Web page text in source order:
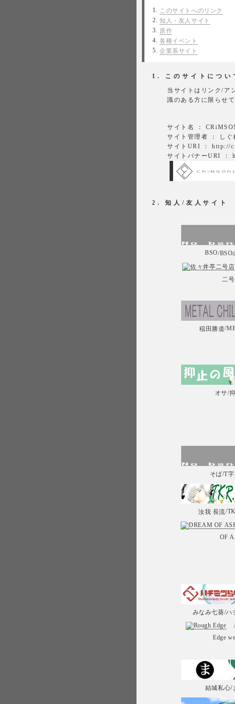
このサイトへのリンク
知人・友人サイト
原作
各種イベント
企業系サイト
1. このサイトについ
当サイトはリンク/ア
識のある方に限らせて
サイト名 ：
サイト管理者 ： しぐ
サイトURI ： http://
サイトバナーURI ：
2. 知人/友人サイト
BSO/BSO
二
稲田勝道/
オサ/
そば/T
汝我 長流/
OF
みなみ七葵/ハ
Edge
結城私心/